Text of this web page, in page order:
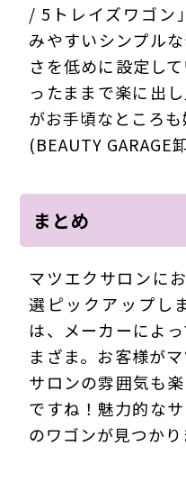
/ 5トレイズワゴン
みやすいシンプル
さを低めに設定し
ったままで楽に出
がお手頃なところ
(BEAUTY GARAGE
まとめ
マツエクサロンに
選ピックアップし
は、メーカーによ
まざま。お客様が
サロンの雰囲気も
ですね！魅力的な
のワゴンが見つかり